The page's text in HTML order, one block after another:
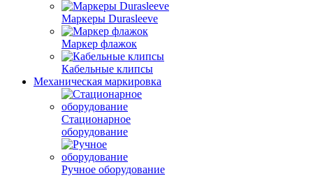
Маркеры Durasleeve
Маркер флажок
Кабельные клипсы
Механическая маркировка
Стационарное
оборудование
Ручное оборудование